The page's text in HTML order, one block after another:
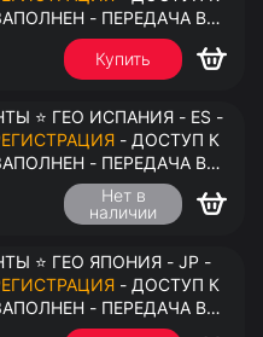
- ПЕРЕДАЧА В
Купить
⭐ ГЕО ИСПАНИЯ - ES -
- ДОСТУП К
- ПЕРЕДАЧА В
Нет в
наличии
⭐ ГЕО ЯПОНИЯ - JP -
- ДОСТУП К
- ПЕРЕДАЧА В